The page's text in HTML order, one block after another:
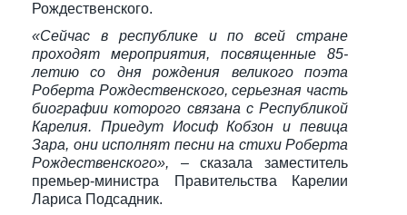
Рождественского.
«Сейчас в республике и по всей стране
проходят мероприятия, посвященные 85-
летию со дня рождения великого поэта
Роберта Рождественского, серьезная часть
биографии которого связана с Республикой
Карелия. Приедут Иосиф Кобзон и певица
Зара, они исполнят песни на стихи Роберта
Рождественского», – сказала заместитель
премьер-министра Правительства Карелии
Лариса Подсадник.